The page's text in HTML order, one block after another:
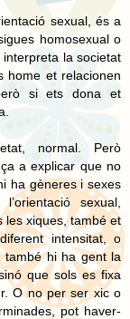
sexual, és a
homosexual o
la societat
home et relacionen
si ets dona et
normal. Però
a explicar que no
ha gèneres i sexes
sexual,
les xiques, també et
intensitat, o
també hi ha gent la
que sols es fixa
O no per ser xic o
pot haver-